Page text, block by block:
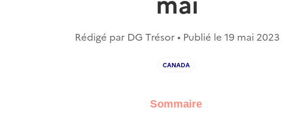
Rédigé par DG Trésor • Publié le 19 mai 2023
CANADA
Sommaire